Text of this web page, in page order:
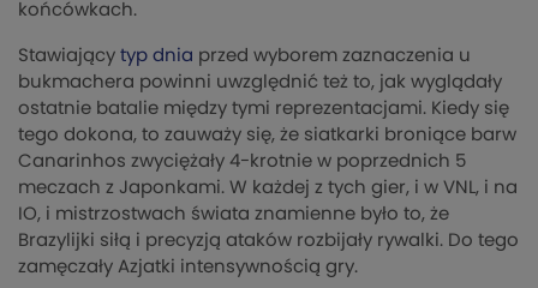
końcówkach.
Stawiający typ dnia przed wyborem zaznaczenia u
bukmachera powinni uwzględnić też to, jak wyglądały
ostatnie batalie między tymi reprezentacjami. Kiedy się
tego dokona, to zauważy się, że siatkarki broniące barw
Canarinhos zwyciężały 4-krotnie w poprzednich 5
meczach z Japonkami. W każdej z tych gier, i w VNL, i na
IO, i mistrzostwach świata znamienne było to, że
Brazylijki siłą i precyzją ataków rozbijały rywalki. Do tego
zamęczały Azjatki intensywnością gry.